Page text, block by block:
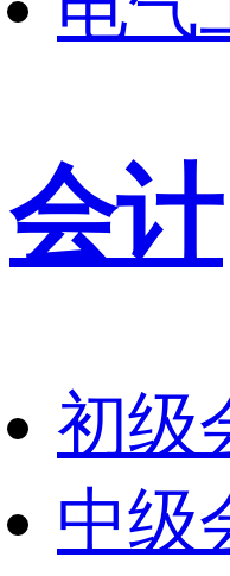
会计
初级
中级